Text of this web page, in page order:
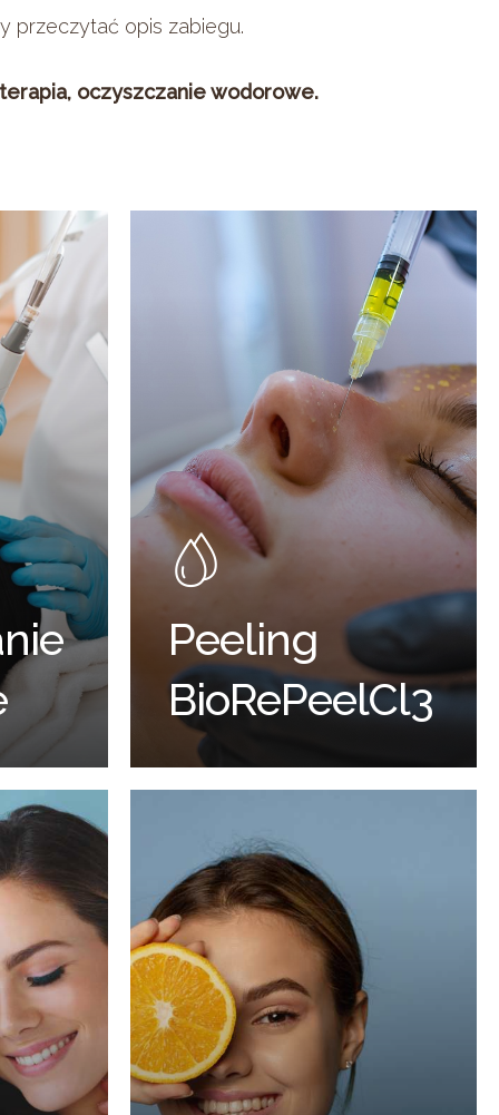
przeczytać opis zabiegu.
oczyszczanie wodorowe.
Peeling
BioRePeelCl3